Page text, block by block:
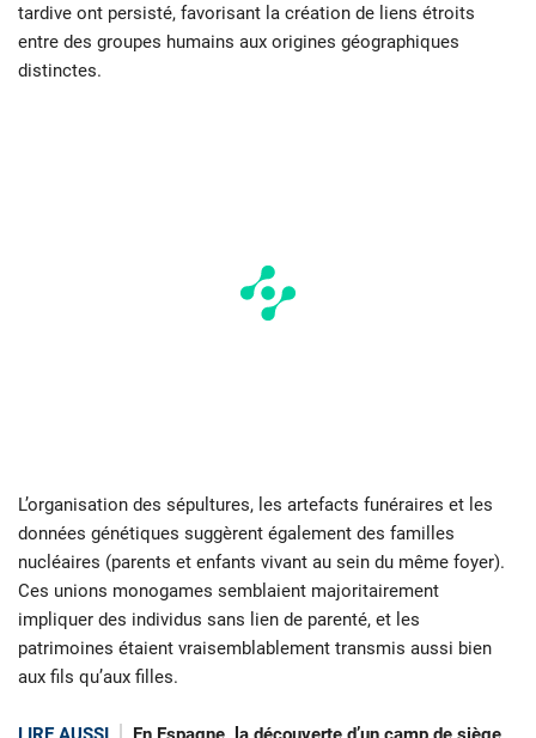
tardive ont persisté, favorisant la création de liens étroits
entre des groupes humains aux origines géographiques
distinctes.
L’organisation des sépultures, les artefacts funéraires et les
données génétiques suggèrent également des familles
nucléaires (parents et enfants vivant au sein du même foyer).
Ces unions monogames semblaient majoritairement
impliquer des individus sans lien de parenté, et les
patrimoines étaient vraisemblablement transmis aussi bien
aux fils qu’aux filles.